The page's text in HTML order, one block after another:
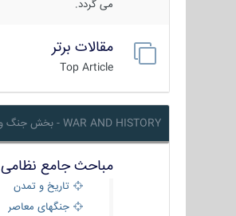
می گردد.
مقالات برتر
Top Article
WAR AND HISTORY - بخش جنگ و تاریخ
مباحث جامع نظامی
تاریخ و تمدن
جنگهای معاصر